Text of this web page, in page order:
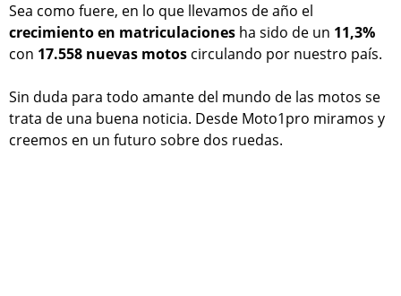
Sea como fuere, en lo que llevamos de año el
crecimiento en matriculaciones ha sido de un 11,3%
con 17.558 nuevas motos circulando por nuestro país.
Sin duda para todo amante del mundo de las motos se
trata de una buena noticia. Desde Moto1pro miramos y
creemos en un futuro sobre dos ruedas.